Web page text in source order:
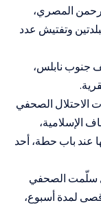
المصري،
وتفتيش عدد
جنوب نابلس،
الاحتلال الصحفي
الإسلامية،
عند باب حطة، أحد
سلّمت الصحفي
لمدة أسبوع،